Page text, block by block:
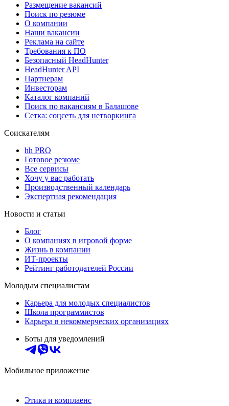
Размещение вакансий
Поиск по резюме
О компании
Наши вакансии
Реклама на сайте
Требования к ПО
Безопасный HeadHunter
HeadHunter API
Партнерам
Инвесторам
Каталог компаний
Поиск по вакансиям в Балашове
Сетка: соцсеть для нетворкинга
Соискателям
hh PRO
Готовое резюме
Все сервисы
Хочу у вас работать
Производственный календарь
Экспертная рекомендация
Новости и статьи
Блог
О компаниях в игровой форме
Жизнь в компании
ИТ-проекты
Рейтинг работодателей России
Молодым специалистам
Карьера для молодых специалистов
Школа программистов
Карьера в некоммерческих организациях
Боты для уведомлений
Мобильное приложение
Этика и комплаенс